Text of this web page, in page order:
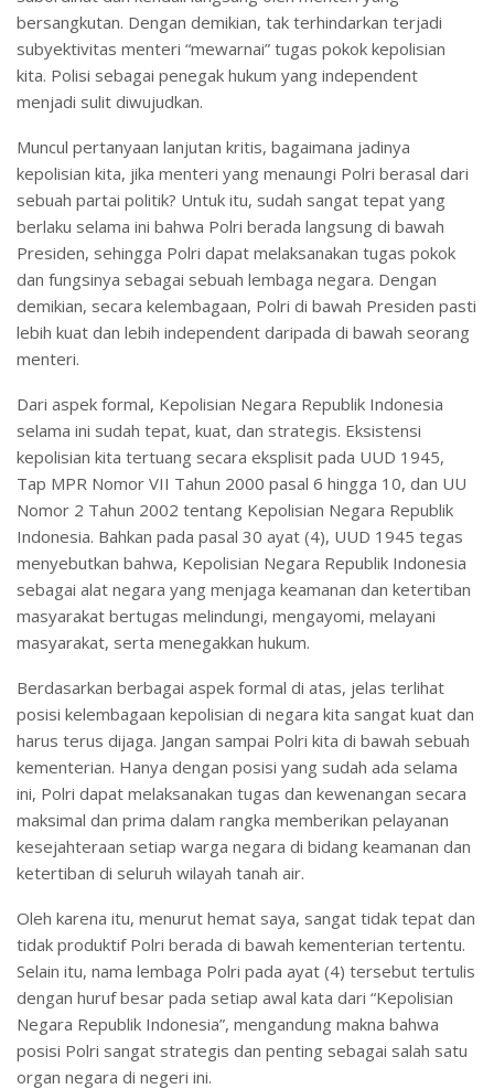
bersangkutan. Dengan demikian, tak terhindarkan terjadi
subyektivitas menteri “mewarnai” tugas pokok kepolisian
kita. Polisi sebagai penegak hukum yang independent
menjadi sulit diwujudkan.
Muncul pertanyaan lanjutan kritis, bagaimana jadinya
kepolisian kita, jika menteri yang menaungi Polri berasal dari
sebuah partai politik? Untuk itu, sudah sangat tepat yang
berlaku selama ini bahwa Polri berada langsung di bawah
Presiden, sehingga Polri dapat melaksanakan tugas pokok
dan fungsinya sebagai sebuah lembaga negara. Dengan
demikian, secara kelembagaan, Polri di bawah Presiden pasti
lebih kuat dan lebih independent daripada di bawah seorang
menteri.
Dari aspek formal, Kepolisian Negara Republik Indonesia
selama ini sudah tepat, kuat, dan strategis. Eksistensi
kepolisian kita tertuang secara eksplisit pada UUD 1945,
Tap MPR Nomor VII Tahun 2000 pasal 6 hingga 10, dan UU
Nomor 2 Tahun 2002 tentang Kepolisian Negara Republik
Indonesia. Bahkan pada pasal 30 ayat (4), UUD 1945 tegas
menyebutkan bahwa, Kepolisian Negara Republik Indonesia
sebagai alat negara yang menjaga keamanan dan ketertiban
masyarakat bertugas melindungi, mengayomi, melayani
masyarakat, serta menegakkan hukum.
Berdasarkan berbagai aspek formal di atas, jelas terlihat
posisi kelembagaan kepolisian di negara kita sangat kuat dan
harus terus dijaga. Jangan sampai Polri kita di bawah sebuah
kementerian. Hanya dengan posisi yang sudah ada selama
ini, Polri dapat melaksanakan tugas dan kewenangan secara
maksimal dan prima dalam rangka memberikan pelayanan
kesejahteraan setiap warga negara di bidang keamanan dan
ketertiban di seluruh wilayah tanah air.
Oleh karena itu, menurut hemat saya, sangat tidak tepat dan
tidak produktif Polri berada di bawah kementerian tertentu.
Selain itu, nama lembaga Polri pada ayat (4) tersebut tertulis
dengan huruf besar pada setiap awal kata dari “Kepolisian
Negara Republik Indonesia”, mengandung makna bahwa
posisi Polri sangat strategis dan penting sebagai salah satu
organ negara di negeri ini.